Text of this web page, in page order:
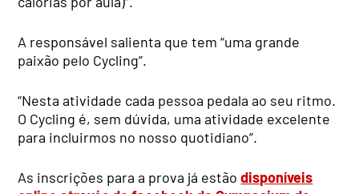
A responsável salienta que tem “uma grande
paixão pelo Cycling”.
“Nesta atividade cada pessoa pedala ao seu ritmo.
O Cycling é, sem dúvida, uma atividade excelente
para incluirmos no nosso quotidiano”.
As inscrições para a prova já estãodisponíveis